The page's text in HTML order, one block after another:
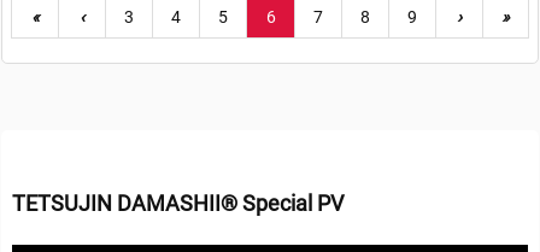
« ‹ 3 4 5 6 7 8 9 › »
TETSUJIN DAMASHII® Special PV